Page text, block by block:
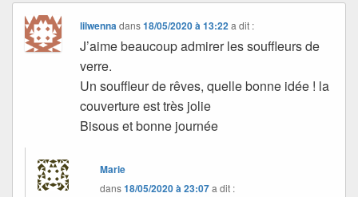
lilwennadans18/05/2020 à 13:22 a dit :
J’aime beaucoup admirer les souffleurs de
verre.
Un souffleur de rêves, quelle bonne idée ! la
couverture est très jolie
Bisous et bonne journée
Marie
dans18/05/2020 à 23:07a dit :